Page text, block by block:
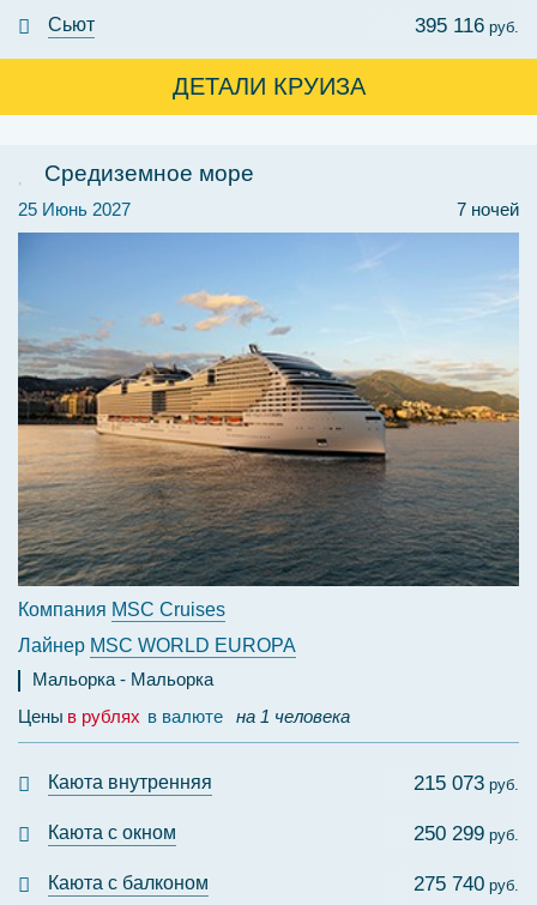
Сьют 395 116 руб.
ДЕТАЛИ КРУИЗА
Средиземное море
7 ночей
25 Июнь 2027
Компания MSC Cruises
Лайнер MSC WORLD EUROPA
Мальорка
Мальорка
Цены в рублях в валюте на 1 человека
Каюта внутренняя 215 073 руб.
Каюта с окном 250 299 руб.
Каюта с балконом 275 740 руб.